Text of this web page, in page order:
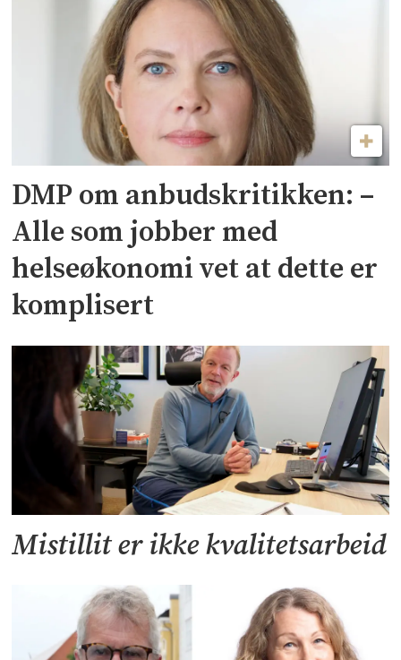
DMP om anbudskritikken: –
Alle som jobber med
helseøkonomi vet at dette er
komplisert
Mistillit er ikke kvalitetsarbeid